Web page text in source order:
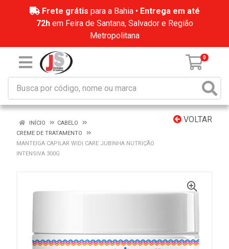
Frete grátis para a Bahia • Entrega em até
72hem Feira de Santana, Salvador e Região
Metropolitana
0
VOLTAR
INÍCIO
CABELO
CREME DE TRATAMENTO
MANTEIGA CAPILAR WIDI CARE JUBINHA NUTRIÇÃO
INTENSIVA 300G